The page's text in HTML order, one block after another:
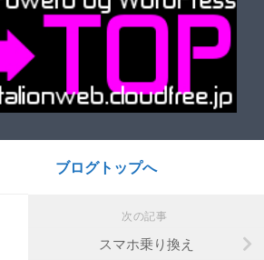
ブログトップへ
次の記事
スマホ乗り換え